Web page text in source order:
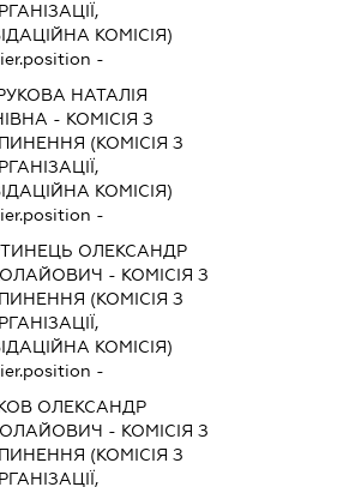
КОМІСІЯ)
-
НАТАЛІЯ
- КОМІСІЯ З
(КОМІСІЯ З
КОМІСІЯ)
-
ОЛЕКСАНДР
- КОМІСІЯ З
(КОМІСІЯ З
КОМІСІЯ)
-
ОЛЕКСАНДР
- КОМІСІЯ З
(КОМІСІЯ З